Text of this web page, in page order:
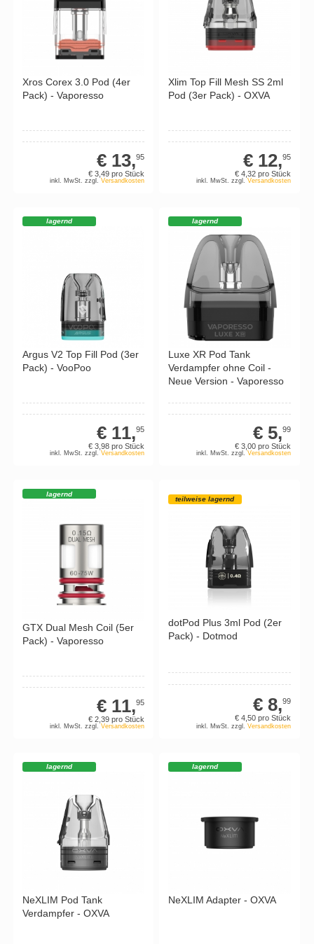
Xros Corex 3.0 Pod (4er
Pack) - Vaporesso
€ 13,95
€ 3,49 pro Stück
inkl. MwSt. zzgl.Versandkosten
Xlim Top Fill Mesh SS 2ml
Pod (3er Pack) - OXVA
€ 12,95
€ 4, 32 pro Stück
inkl. MwSt. zzgl. Versandkosten
lagernd
Argus V2 Top Fill Pod (3er
Pack) - VooPoo
€ 11,95
€ 3,98 pro Stück
inkl. MwSt. zzgl.Versandkosten
lagernd
Luxe XR Pod Tank
Verdampfer ohne Coil -
Neue Version - Vaporesso
€ 5,99
€ 3, 00 pro Stück
inkl. MwSt. zzgl. Versandkosten
lagernd
GTX Dual Mesh Coil (5er
Pack) - Vaporesso
€ 11,95
€ 2,39 pro Stück
inkl. MwSt. zzgl.Versandkosten
teilweise lagernd
dotPod Plus 3ml Pod (2er
Pack) - Dotmod
€ 8,99
€ 4, 50 pro Stück
inkl. MwSt. zzgl. Versandkosten
lagernd
NeXLIM Pod Tank
Verdampfer - OXVA
lagernd
NeXLIM Adapter - OXVA